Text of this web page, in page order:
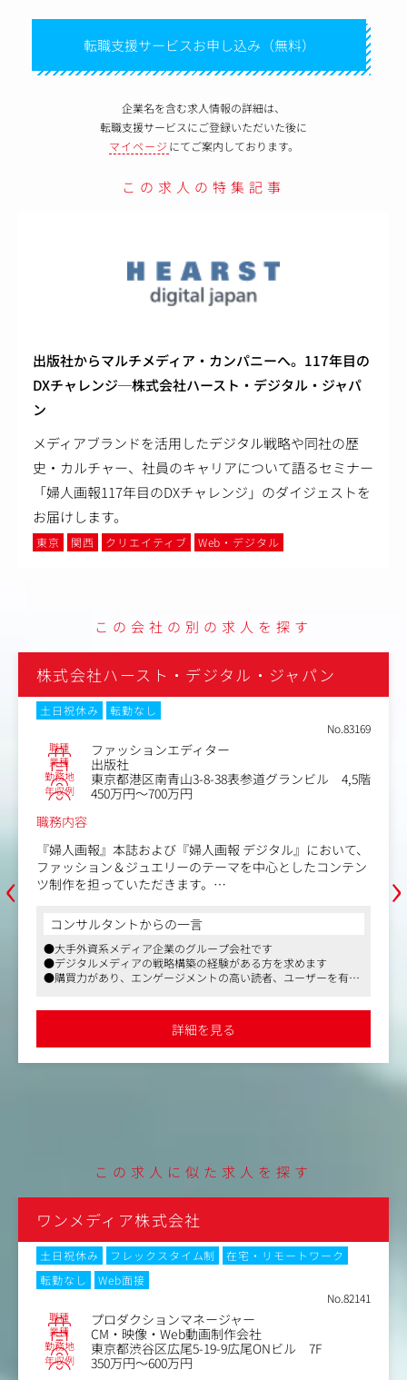
転職支援サービスお申し込み（無料）
企業名を含む求人情報の詳細は、
転職支援サービスにご登録いただいた後に
マイページ にてご案内しております。
この求人の特集記事
出版社からマルチメディア・カンパニーへ。117年目の
DXチャレンジ─株式会社ハースト・デジタル・ジャパ
ン
メディアブランドを活用したデジタル戦略や同社の歴
史・カルチャー、社員のキャリアについて語るセミナー
「婦人画報117年目のDXチャレンジ」のダイジェストを
お届けします。
東京 関西 クリエイティブ Web・デジタル
この会社の別の求人を探す
‹
株式会社ハースト・デジタル・ジャパン
土日祝休み
転勤なし
No.83169
職種 ファッションエディター
業種 出版社
勤務地 東京都港区南青山3-8-38表参道グランビル 4,5階
年収例
450万円～700万円
職務内容
『婦人画報』本誌および『婦人画報 デジタル』において、
ファッション＆ジュエリーのテーマを中心としたコンテン
ツ制作を担っていただきます。
【具体的には】
■コンテンツの企画・制作・運用・分析
・プリントおよびデジタルにおける特集記事、インタビュ
ー、タイアップコンテンツ等の企画立案、取材、編集、ラ
イティング、校正までの一連の編集業務
制作・運用・効果測定・改善
・動画やSNSなど、多様なフォーマットのコンテンツ企
・プリントおよびデジタルにおけるタイアップコンテンツ
の企画、制作、ディレクション
・取材やコンテンツ制作をはじめとするクライアントワー
ク全般
■プロモーション・イベントの企画運営
・タイアップおよびプロモーションイベントの企画、運営
コンサルタントからの一言
●大手外資系メディア企業のグループ会社です
●デジタルメディアの戦略構築の経験がある方を求めます
●購買力があり、エンゲージメントの高い読者、ユーザーを有し
詳細を見る
›
この求人に似た求人を探す
ワンメディア株式会社
土日祝休み フレックスタイム制
在宅・リモートワーク
転勤なし
Web面接
No.82141
職種 プロダクションマネージャー
業種 CM・映像・Web動画制作会社
勤務地 東京都渋谷区広尾5-19-9広尾ONビル 7F
年収例
350万円～600万円